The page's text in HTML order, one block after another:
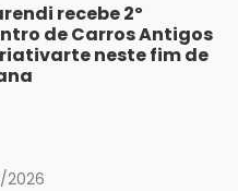
recebe 2º
de Carros Antigos
neste fim de
2026